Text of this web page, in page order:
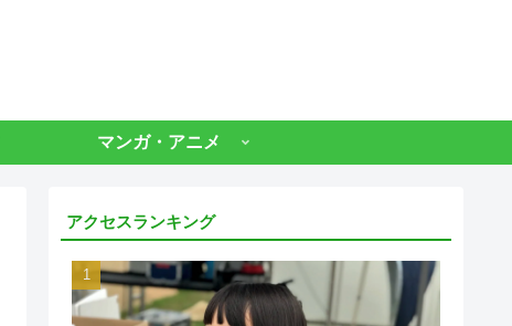
マンガ・アニメ
アクセスランキング